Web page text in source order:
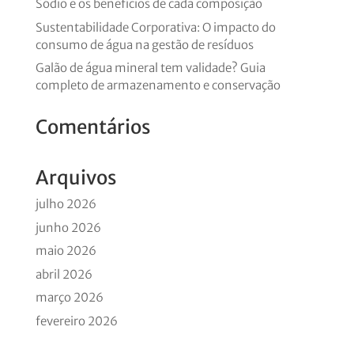
Sódio e os benefícios de cada composição
Sustentabilidade Corporativa: O impacto do
consumo de água na gestão de resíduos
Galão de água mineral tem validade? Guia
completo de armazenamento e conservação
Comentários
Arquivos
julho 2026
junho 2026
maio 2026
abril 2026
março 2026
fevereiro 2026